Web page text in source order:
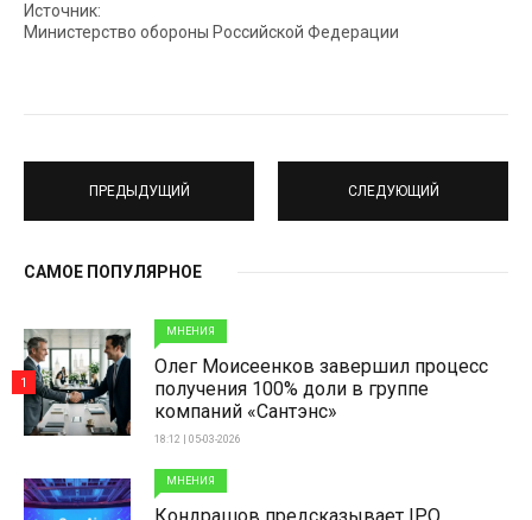
Источник:
Министерство обороны Российской Федерации
ПРЕДЫДУЩИЙ СЛЕДУЮЩИЙ
САМОЕ ПОПУЛЯРНОЕ
МНЕНИЯ
Олег Моисеенков завершил процесс
получения 100% доли в группе
компаний «Сантэнс»
18:12 | 05-03-2026
1
МНЕНИЯ